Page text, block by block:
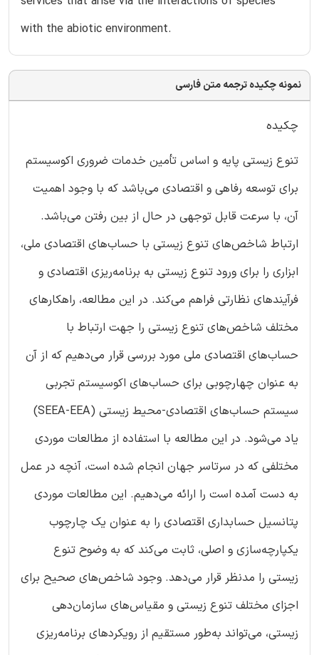
with the abiotic environment.
نمونه چکیده ترجمه متن فارسی
چکیده
تنوع زیستی پایه و اساس تأمین خدمات ضروری اکوسیستم
برای توسعه رفاهی و اقتصادی می‌باشد که با وجود اهمیت
آن، با سرعت قابل توجهی در حال از بین رفتن می‌باشد.
ارتباط شاخص‌های تنوع زیستی با حساب‌های اقتصادی ملی،
ابزاری را برای ورود تنوع زیستی به برنامه‌ریزی اقتصادی و
فرآیندهای نظارتی فراهم می‌کند. در این مطالعه، راهکار‌های
مختلف شاخص‌های تنوع زیستی را جهت ارتباط با
حساب‌های اقتصادی ملی مورد بررسی قرار می‌دهیم که از آن
به عنوان چهارچوبی برای حساب‌های اکوسیستم تجربی
سیستم حساب‌های اقتصادی-محیط زیستی (SEEA-EEA)
یاد می‌شود. در این مطالعه با استفاده از مطالعات موردی
مختلفی که در سرتاسر جهان انجام شده است، آنچه در عمل
به دست آمده است را ارائه می‌دهیم. این مطالعات موردی
پتانسیل حسابداری اقتصادی را به عنوان یک چارچوب
یکپارچه‌‌سازی و اصلی، ثابت می‌کند که به وضوح تنوع
زیستی را مدنظر قرار می‌دهد. وجود شاخص‌های صحیح برای
اجزای مختلف تنوع زیستی و مقیاس‌های سازمان‌دهی
زیستی، می‌تواند به‌طور مستقیم از رویکردهای برنامه‌ریزی